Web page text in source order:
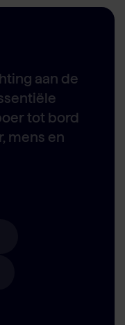
aan de
tot bord
mens en